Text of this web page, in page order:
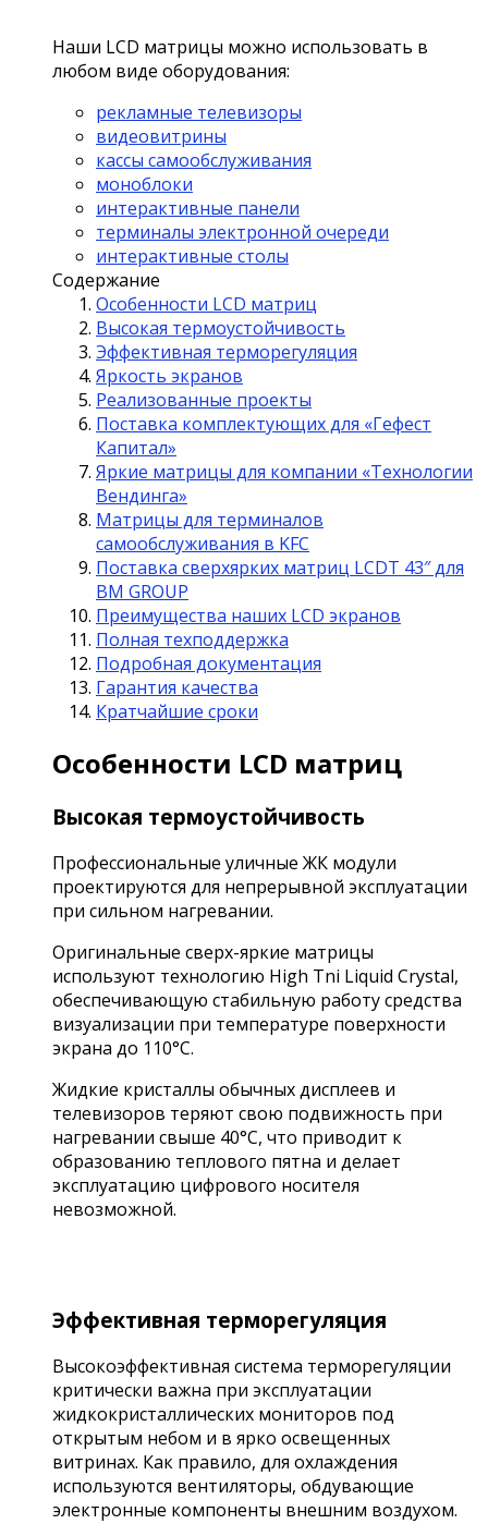
Наши LCD матрицы можно использовать в
любом виде оборудования:
рекламные телевизоры
видеовитрины
кассы самообслуживания
моноблоки
интерактивные панели
терминалы электронной очереди
интерактивные столы
Содержание
Особенности LCD матриц
Высокая термоустойчивость
Эффективная терморегуляция
Яркость экранов
Реализованные проекты
Поставка комплектующих для «Гефест
Капитал»
Яркие матрицы для компании «Технологии
Вендинга»
Матрицы для терминалов
самообслуживания в KFC
Поставка сверхярких матриц LCDT 43″ для
BM GROUP
Преимущества наших LCD экранов
Полная техподдержка
Подробная документация
Гарантия качества
Кратчайшие сроки
Особенности LCD матриц
Высокая термоустойчивость
Профессиональные уличные ЖК модули
проектируются для непрерывной эксплуатации
при сильном нагревании.
Оригинальные сверх-яркие матрицы
используют технологию High Tni Liquid Crystal,
обеспечивающую стабильную работу средства
визуализации при температуре поверхности
экрана до 110°C.
Жидкие кристаллы обычных дисплеев и
телевизоров теряют свою подвижность при
нагревании свыше 40°C, что приводит к
образованию теплового пятна и делает
эксплуатацию цифрового носителя
невозможной.
Эффективная терморегуляция
Высокоэффективная система терморегуляции
критически важна при эксплуатации
жидкокристаллических мониторов под
открытым небом и в ярко освещенных
витринах. Как правило, для охлаждения
используются вентиляторы, обдувающие
электронные компоненты внешним воздухом.